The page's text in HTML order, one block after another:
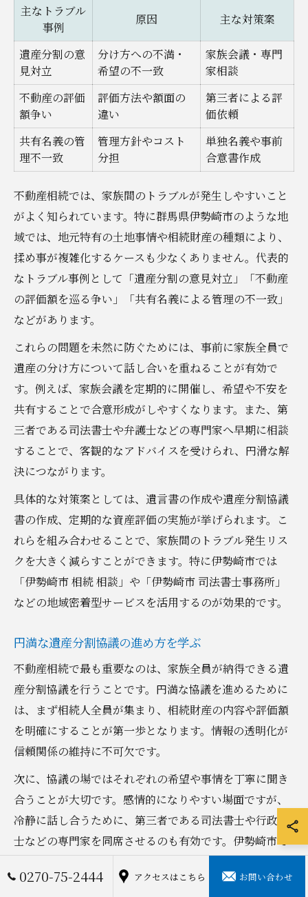
主なトラブル
事例
原因 主な対策案
遺産分割の意
見対立
分け方への不満・
希望の不一致
家族会議・専門
家相談
不動産の評価
額争い
評価方法や額面の
違い
第三者による評
価依頼
共有名義の管
理不一致
管理方針やコスト
分担
単独名義や事前
合意書作成
不動産相続では、家族間のトラブルが発生しやすいこと
がよく知られています。特に群馬県伊勢崎市のような地
域では、地元特有の土地事情や相続財産の種類により、
揉め事が複雑化するケースも少なくありません。代表的
なトラブル事例として「遺産分割の意見対立」「不動産
の評価額を巡る争い」「共有名義による管理の不一致」
などがあります。
これらの問題を未然に防ぐためには、事前に家族全員で
遺産の分け方について話し合いを重ねることが有効で
す。例えば、家族会議を定期的に開催し、希望や不安を
共有することで合意形成がしやすくなります。また、第
三者である司法書士や弁護士などの専門家へ早期に相談
することで、客観的なアドバイスを受けられ、円滑な解
決につながります。
具体的な対策案としては、遺言書の作成や遺産分割協議
書の作成、定期的な資産評価の実施が挙げられます。こ
れらを組み合わせることで、家族間のトラブル発生リス
クを大きく減らすことができます。特に伊勢崎市では
「伊勢崎市 相続 相談」や「伊勢崎市 司法書士事務所」
などの地域密着型サービスを活用するのが効果的です。
円満な遺産分割協議の進め方を学ぶ
不動産相続で最も重要なのは、家族全員が納得できる遺
産分割協議を行うことです。円満な協議を進めるために
は、まず相続人全員が集まり、相続財産の内容や評価額
を明確にすることが第一歩となります。情報の透明化が
信頼関係の維持に不可欠です。
次に、協議の場ではそれぞれの希望や事情を丁寧に聞き
合うことが大切です。感情的になりやすい場面ですが、
冷静に話し合うために、第三者である司法書士や行政書
士などの専門家を同席させるのも有効です。伊勢崎市で
相談」などのサポート窓口があるため、活用を検討する
0270-75-2444 アクセスはこちら お問い合わせ